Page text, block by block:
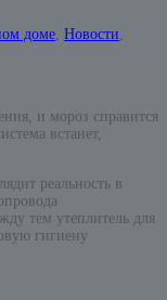
доме, Новости,
и мороз справится
встанет,
реальность в
тем утеплитель для
гигиену